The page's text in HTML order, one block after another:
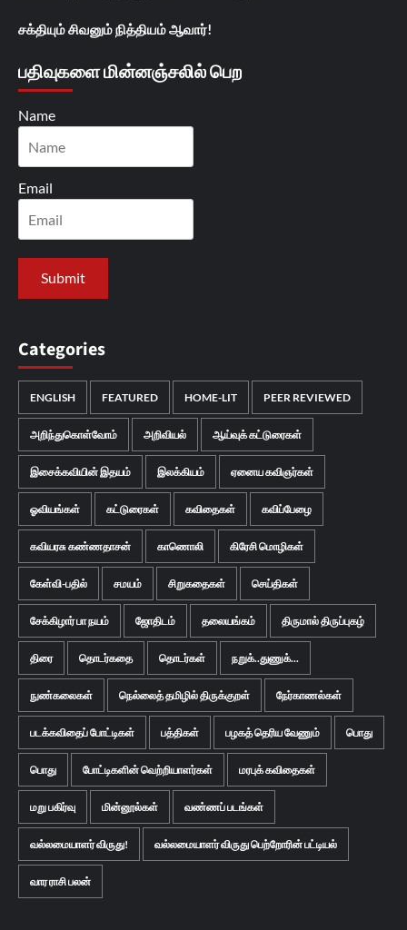
சக்தியும் சிவனும் நித்தியம் ஆவார்!
பதிவுகளை மின்னஞ்சலில் பெற
Name
Email
Categories
ENGLISH FEATURED HOME-LIT PEER REVIEWED
அறிந்துகொள்வோம் அறிவியல் ஆய்வுக் கட்டுரைகள்
இசைக்கவியின் இதயம் இலக்கியம் ஏனைய கவிஞர்கள்
ஓவியங்கள் கட்டுரைகள் கவிதைகள் கவிப்பேழை
கவியரசு கண்ணதாசன் காணொலி கிரேசி மொழிகள்
கேள்வி-பதில் சமயம் சிறுகதைகள் செய்திகள்
சேக்கிழார் பா நயம் ஜோதிடம் தலையங்கம் திருமால் திருப்புகழ்
திரை தொடர்கதை தொடர்கள் நறுக்..துணுக்...
நுண்கலைகள் நெல்லைத் தமிழில் திருக்குறள் நேர்காணல்கள்
படக்கவிதைப் போட்டிகள் பத்திகள் பழகத் தெரிய வேணும் பொது
பொது போட்டிகளின் வெற்றியாளர்கள் மரபுக் கவிதைகள்
மறு பகிர்வு மின்னூல்கள் வண்ணப் படங்கள்
வல்லமையாளர் விருது! வல்லமையாளர் விருது பெற்றோரின் பட்டியல்
வார ராசி பலன்